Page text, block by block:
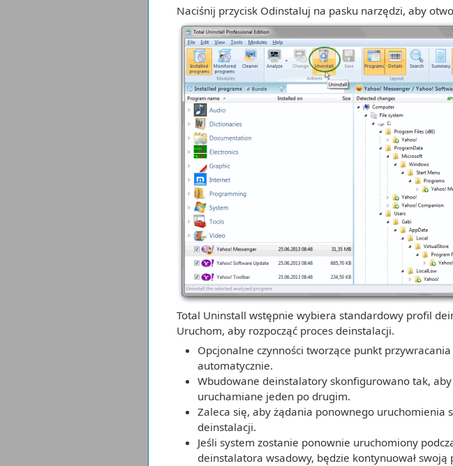
Naciśnij przycisk Odinstaluj na pasku narzędzi, aby
Total Uninstall wstępnie wybiera standardowy profil
Uruchom, aby rozpocząć proces deinstalacji.
Opcjonalne czynności tworzące punkt
automatycznie.
Wbudowane deinstalatory skonfigurowano tak,
uruchamiane jeden po drugim.
Zaleca się, aby żądania ponownego uruchomienia
deinstalacji.
Jeśli system zostanie ponownie uruchomiony
deinstalatora wsadowy, będzie kontynuował swoją